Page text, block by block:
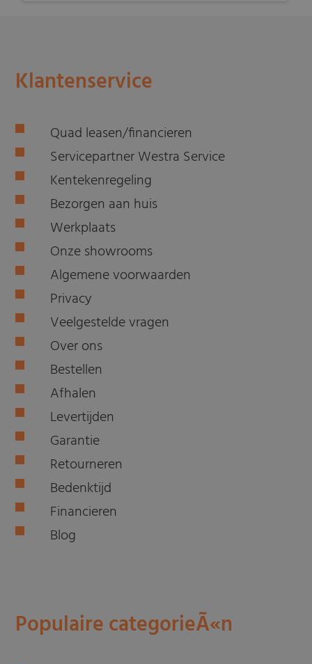
Klantenservice
Quad leasen/financieren
Servicepartner Westra Service
Kentekenregeling
Bezorgen aan huis
Werkplaats
Onze showrooms
Algemene voorwaarden
Privacy
Veelgestelde vragen
Over ons
Bestellen
Afhalen
Levertijden
Garantie
Retourneren
Bedenktijd
Financieren
Blog
Populaire categorieÃ«n